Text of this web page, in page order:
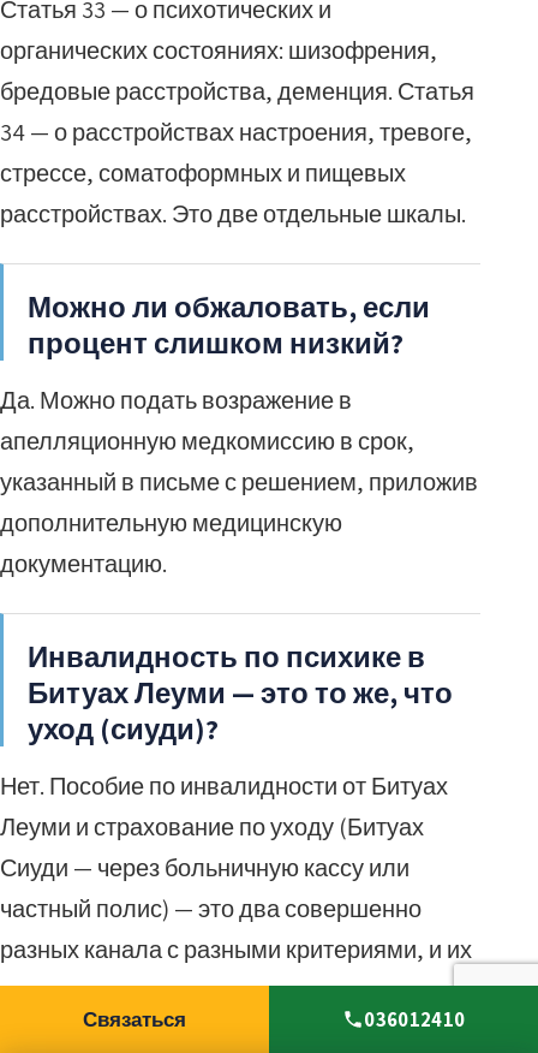
Статья 33 — о психотических и
органических состояниях: шизофрения,
бредовые расстройства, деменция. Статья
34 — о расстройствах настроения, тревоге,
стрессе, соматоформных и пищевых
расстройствах. Это две отдельные шкалы.
Можно ли обжаловать, если
процент слишком низкий?
Да. Можно подать возражение в
апелляционную медкомиссию в срок,
указанный в письме с решением, приложив
дополнительную медицинскую
документацию.
Инвалидность по психике в
Битуах Леуми — это то же, что
уход (сиуди)?
Нет. Пособие по инвалидности от Битуах
Леуми и страхование по уходу (Битуах
Сиуди — через больничную кассу или
частный полис) — это два совершенно
разных канала с разными критериями, и их
можно получать параллельно.
Связаться 036012410